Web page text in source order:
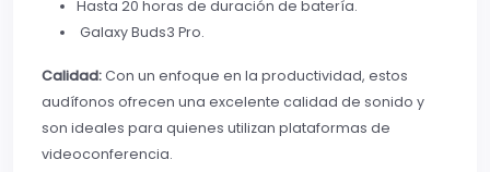
Hasta 20 horas de duración de batería.
Galaxy Buds3 Pro.
Calidad:Con un enfoque en la productividad, estos
audífonos ofrecen una excelente calidad de sonido y
son ideales para quienes utilizan plataformas de
videoconferencia.